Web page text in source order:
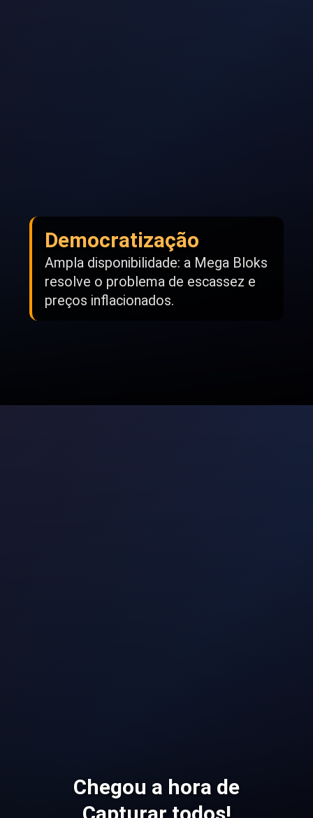
Democratização
Ampla disponibilidade: a Mega Bloks
resolve o problema de escassez e
preços inflacionados.
Chegou a hora de